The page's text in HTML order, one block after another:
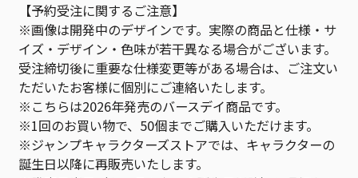
【予約受注に関するご注意】
※画像は開発中のデザインです。実際の商品と仕様・サ
イズ・デザイン・色味が若干異なる場合がございます。
受注締切後に重要な仕様変更等がある場合は、ご注文い
ただいたお客様に個別にご連絡いたします。
※こちらは2026年発売のバースデイ商品です。
※1回のお買い物で、50個までご購入いただけます。
※ジャンプキャラクターズストアでは、キャラクターの
誕生日以降に再販売いたします。